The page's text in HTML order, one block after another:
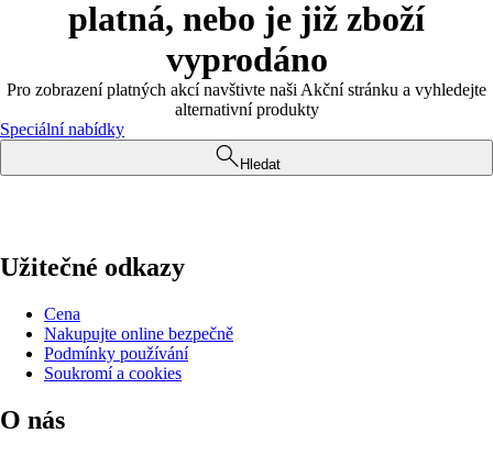
platná, nebo je již zboží
vyprodáno
Pro zobrazení platných akcí navštivte naši Akční stránku a vyhledejte
alternativní produkty
Speciální nabídky
Hledat
Užitečné odkazy
Cena
Nakupujte online bezpečně
Podmínky používání
Soukromí a cookies
O nás